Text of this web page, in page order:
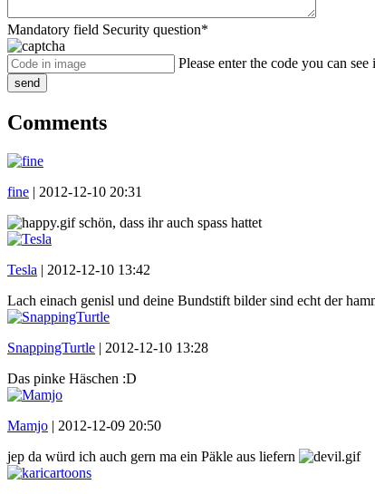
Mandatory field Security question*
Please enter the code you can see
send
Comments
fine | 2012-12-10 20:31
schön, dass ihr auch spass hattet
Tesla | 2012-12-10 13:42
Lach einach genisl und deine Bundstift bilder sind echt der
SnappingTurtle | 2012-12-10 13:28
Das pinke Häschen :D
Mamjo | 2012-12-09 20:50
jep da würd ich auch gern ma ein Päkle aus liefern